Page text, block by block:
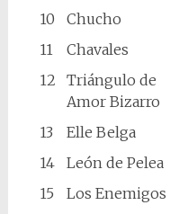
10 Chucho
11
Chavales
12
Triángulo de
Amor Bizarro
13 Elle Belga
14
León de Pelea
15
Los Enemigos